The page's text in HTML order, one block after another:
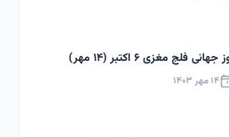
جهانی فلج مغزی ۶ اکتبر (۱۴ مهر)
۱۴ مهر ۱۴۰۳